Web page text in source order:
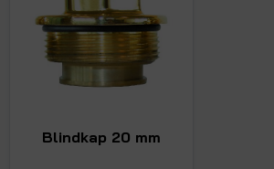
Blindkap 20 mm